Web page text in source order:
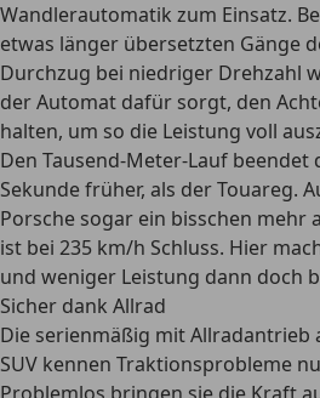
Wandlerautomatik zum Einsatz.
etwas länger übersetzten Gänge
Durchzug bei niedriger Drehzahl
der Automat dafür sorgt, den
halten, um so die Leistung voll
Den Tausend-Meter-Lauf beendet
Sekunde früher, als der Touareg.
Porsche sogar ein bisschen mehr
ist bei 235 km/h Schluss. Hier
und weniger Leistung dann doch
Sicher dank Allrad
Die serienmäßig mit Allradantrieb
SUV kennen Traktionsprobleme